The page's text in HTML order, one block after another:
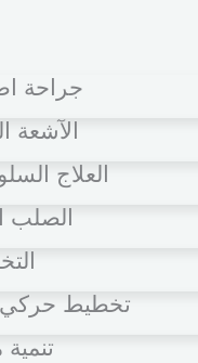
جراحة
الآشعة
العلاج
الصلب
تخطيط حركي